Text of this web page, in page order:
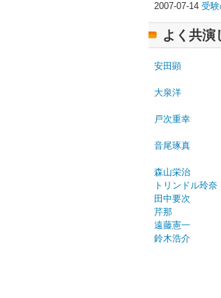
2007-07-14 受
よく共演
安田顕
大泉洋
戸次重幸
音尾琢真
森山栄治
トリンドル玲奈
田中要次
芹那
遠藤憲一
鈴木浩介